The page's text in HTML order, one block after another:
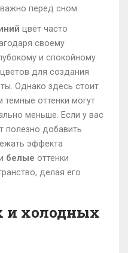
перед сном.
цвет часто
своему
и спокойному
для создания
Однако здесь стоит
оттенки могут
меньше. Если у вас
полезно добавить
эффекта
белые оттенки
делая его
и холодных